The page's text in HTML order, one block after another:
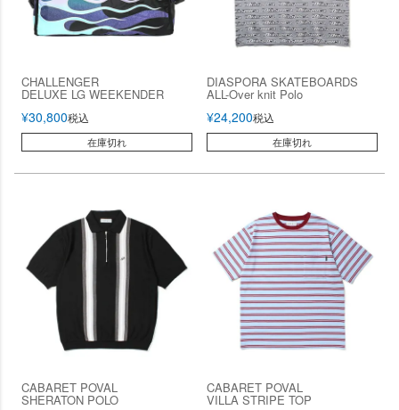
CHALLENGER
DELUXE LG WEEKENDER
¥30,800税込
在庫切れ
DIASPORA SKATEBOARDS
ALL-Over knit Polo
¥24,200税込
在庫切れ
CABARET POVAL
SHERATON POLO
CABARET POVAL
VILLA STRIPE TOP